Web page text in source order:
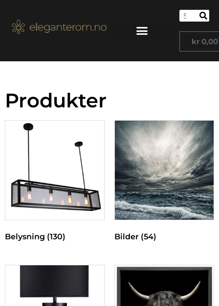
kr0,00
Produkter
Belysning (130) Bilder (54)